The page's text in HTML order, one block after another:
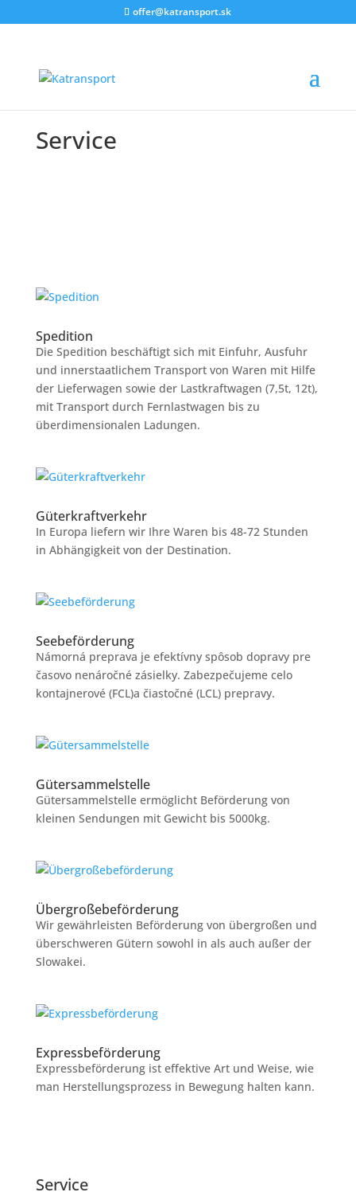
offer@katransport.sk
Service
Spedition
Die Spedition beschäftigt sich mit Einfuhr, Ausfuhr
und innerstaatlichem Transport von Waren mit Hilfe
der Lieferwagen sowie der Lastkraftwagen (7,5t, 12t),
mit Transport durch Fernlastwagen bis zu
überdimensionalen Ladungen.
Güterkraftverkehr
In Europa liefern wir Ihre Waren bis 48-72 Stunden
in Abhängigkeit von der Destination.
Seebeförderung
Námorná preprava je efektívny spôsob dopravy pre
časovo nenáročné zásielky. Zabezpečujeme celo
kontajnerové (FCL)a čiastočné (LCL) prepravy.
Gütersammelstelle
Gütersammelstelle ermöglicht Beförderung von
kleinen Sendungen mit Gewicht bis 5000kg.
Übergroßebeförderung
Wir gewährleisten Beförderung von übergroßen und
überschweren Gütern sowohl in als auch außer der
Slowakei.
Expressbeförderung
Expressbeförderung ist effektive Art und Weise, wie
man Herstellungsprozess in Bewegung halten kann.
Service